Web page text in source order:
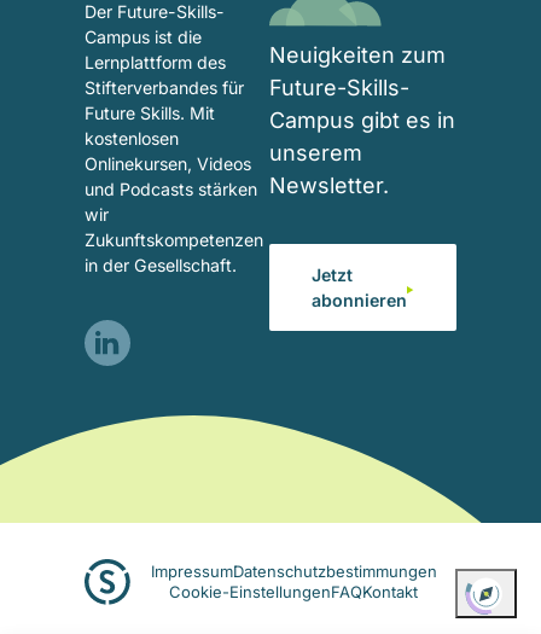
Der Future-Skills-
Campus ist die
Lernplattform des
Stifterverbandes für
Future Skills. Mit
kostenlosen
Onlinekursen, Videos
und Podcasts stärken
wir
Zukunftskompetenzen
in der Gesellschaft.
Visit
LinkedIn
a
new
tab)
Neuigkeiten zum
Future-Skills-
Campus gibt es in
unserem
Newsletter.
Jetzt
abonnieren
Fußzeile
ImpressumDatenschutzbestimmungen
Cookie-EinstellungenFAQKontakt